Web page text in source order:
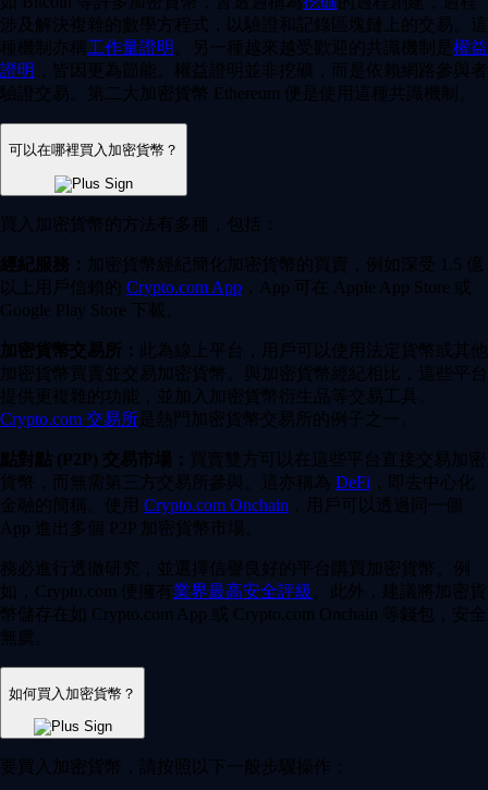
涉及解決複雜的數學方程式，以驗證和記錄區塊鏈上的交易。這
種機制亦稱工作量證明 。另一種越來越受歡迎的共識機制是 權益
證明
，皆因更為節能。權益證明並非挖礦，而是依賴網路參與者
驗證交易。第二大加密貨幣 Ethereum 便是使用這種共識機制。
可以在哪裡買入加密貨幣？
買入加密貨幣的方法有多種，包括：
經紀服務：
加密貨幣經紀簡化加密貨幣的買賣，例如深受 1.5 億
以上用戶信賴的 Crypto.com App ，App 可在 Apple App Store 或
Google Play Store 下載。
加密貨幣交易所：
此為線上平台，用戶可以使用法定貨幣或其他
加密貨幣買賣並交易加密貨幣。與加密貨幣經紀相比，這些平台
提供更複雜的功能，並加入加密貨幣衍生品等交易工具。
Crypto.com 交易所 是熱門加密貨幣交易所的例子之一。
點對點 (P2P) 交易市場： 買賣雙方可以在這些平台直接交易加密
貨幣，而無需第三方交易所參與。這亦稱為 DeFi ，即去中心化
金融的簡稱。使用 Crypto.com Onchain ，用戶可以透過同一個
App 進出多個 P2P 加密貨幣市場。
務必進行透徹研究，並選擇信譽良好的平台購買加密貨幣。例
如，Crypto.com 便擁有 業界最高安全評級
。此外，建議將加密貨
幣儲存在如 Crypto.com App 或 Crypto.com Onchain 等錢包，安全
無虞。
如何買入加密貨幣？
要買入加密貨幣，請按照以下一般步驟操作：